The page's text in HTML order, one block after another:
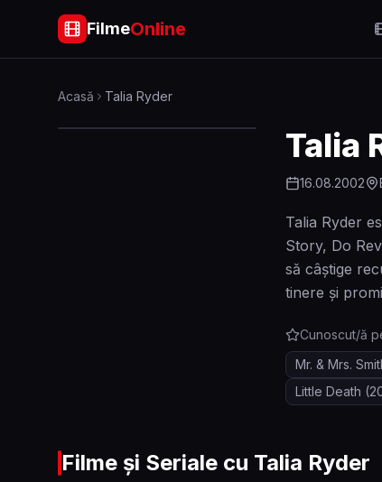
FilmeOnline
Acasă Talia Ryder
Talia
16.08.2002
Talia Ryder
Story, Do
să câștige
tinere și
Cunoscut/ă
Mr. & Mrs.
Little Death
Filme și Seriale cu Talia Ryder